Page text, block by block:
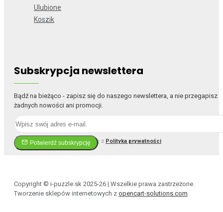
Ulubione
Koszik
Subskrypcja newslettera
Bądź na bieżąco - zapisz się do naszego newslettera, a nie przegapisz
żadnych nowości ani promocji.
Potwierdź subskrypcję
Przeczytałem i zgadzam się z Polityka prywatności
Copyright © i-puzzle.sk 2025-26 | Wszelkie prawa zastrzeżone.
Tworzenie sklepów internetowych z opencart-solutions.com